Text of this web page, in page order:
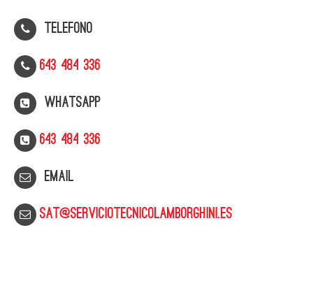
Telefono
643 484 336
WhatsApp
643 484 336
Email
sat@serviciotecnicolamborghini.es